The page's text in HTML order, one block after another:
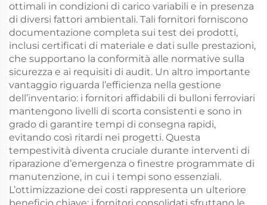
ottimali in condizioni di carico variabili e in presenza
di diversi fattori ambientali. Tali fornitori forniscono
documentazione completa sui test dei prodotti,
inclusi certificati di materiale e dati sulle prestazioni,
che supportano la conformità alle normative sulla
sicurezza e ai requisiti di audit. Un altro importante
vantaggio riguarda l’efficienza nella gestione
dell’inventario: i fornitori affidabili di bulloni ferroviari
mantengono livelli di scorta consistenti e sono in
grado di garantire tempi di consegna rapidi,
evitando così ritardi nei progetti. Questa
tempestività diventa cruciale durante interventi di
riparazione d’emergenza o finestre programmate di
manutenzione, in cui i tempi sono essenziali.
L’ottimizzazione dei costi rappresenta un ulteriore